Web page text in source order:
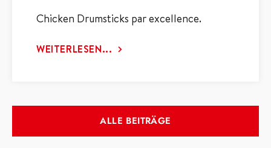
Chicken Drumsticks par excellence.
WEITERLESEN...
ALLE BEITRÄGE